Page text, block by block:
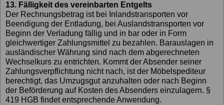
13. Fälligkeit des vereinbarten Entgelts
Der Rechnungsbetrag ist bei Inlandstransporten vor
Beendigung der Entladung, bei Auslandstransporten vor
Beginn der Verladung fällig und in bar oder in Form
gleichwertiger Zahlungsmittel zu bezahlen. Barauslagen in
ausländischer Währung sind nach dem abgerechneten
Wechselkurs zu entrichten. Kommt der Absender seiner
Zahlungsverpflichtung nicht nach, ist der Möbelspediteur
berechtigt, das Umzugsgut anzuhalten oder nach Beginn
der Beförderung auf Kosten des Absenders einzulagern. §
419 HGB findet entsprechende Anwendung.